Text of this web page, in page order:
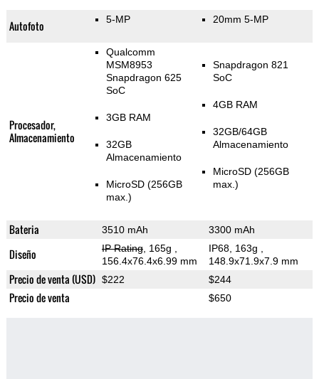
Autofoto 5-MP 20mm 5-MP
Procesador,
Almacenamiento
Qualcomm
MSM8953
Snapdragon 625
SoC
3GB RAM
32GB
Almacenamiento
MicroSD (256GB
max.)
Snapdragon 821
SoC
4GB RAM
32GB/64GB
Almacenamiento
MicroSD (256GB
max.)
Bateria 3510 mAh 3300 mAh
Diseño IP Rating, 165g
156.4x76.4x6.99 mm
IP68, 163g
148.9x71.9x7.9 mm
Precio de venta (USD) $222 $244
Precio de venta $650